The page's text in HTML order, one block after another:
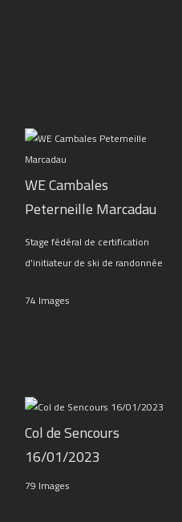
WE Cambales
Peterneille Marcadau
Stage fédéral de certification
d'initiateur de ski de randonnée
74 Images
Col de Sencours
16/01/2023
79 Images